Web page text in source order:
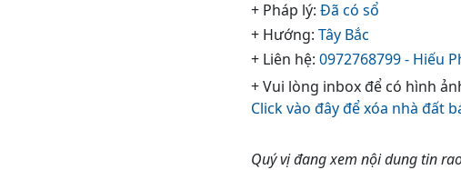
+ Pháp lý: Đã có sổ
+ Hướng: Tây Bắc
+ Liên hệ: 0972768799 - Hiếu
+ Vui lòng inbox để có hình
Click vào đây để xóa nhà đất
Quý vị đang xem nội dung tin